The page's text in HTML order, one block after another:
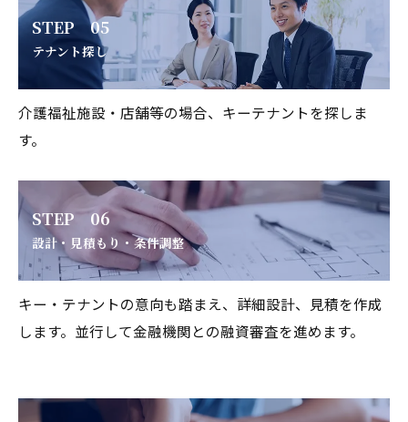
STEP 05
テナント探し
介護福祉施設・店舗等の場合、キーテナントを探しま
す。
STEP 06
設計・見積もり・条件調整
キー・テナントの意向も踏まえ、詳細設計、見積を作成
します。並行して金融機関との融資審査を進めます。